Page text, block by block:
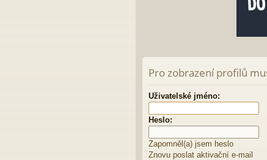
Pro zobrazení profilů
Uživatelské jméno:
Heslo:
Zapomněl(a) jsem heslo
Znovu poslat aktivační e-mail